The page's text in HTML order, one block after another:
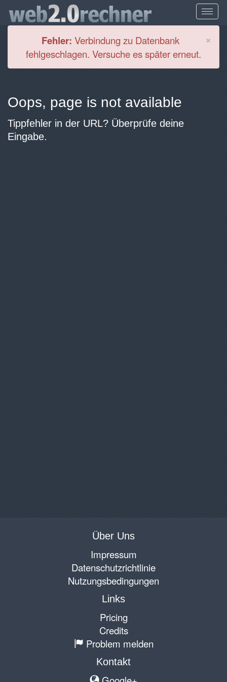
×
Fehler: Verbindung zu Datenbank
fehlgeschlagen. Versuche es später erneut.
Oops, page is not available
Tippfehler in der URL? Überprüfe deine
Eingabe.
Über Uns
Impressum
Datenschutzrichtlinie
Nutzungsbedingungen
Links
Pricing
Credits
Problem melden
Kontakt